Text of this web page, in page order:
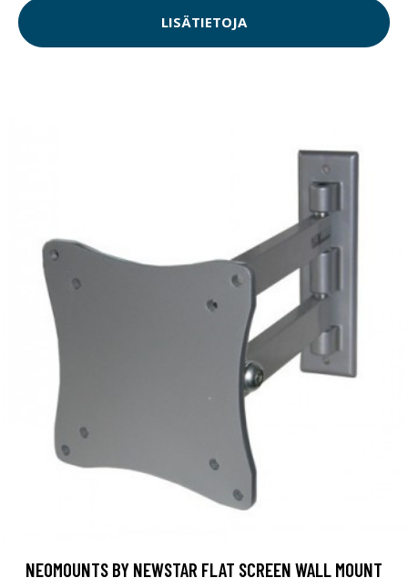
LISÄTIETOJA
NEOMOUNTS BY NEWSTAR FLAT SCREEN WALL MOUNT